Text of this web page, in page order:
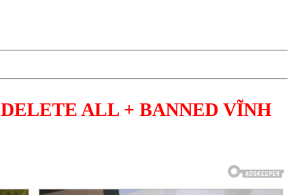
ALL + BANNED VĨNH